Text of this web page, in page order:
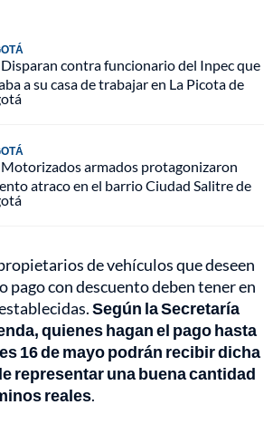
Disparan contra funcionario del Inpec que
a su casa de trabajar en La Picota de
Motorizados armados protagonizaron
atraco en el barrio Ciudad Salitre de
de vehículos que deseen
pago con descuento deben tener en
Según la Secretaría
quienes hagan el pago hasta
16 de mayo podrán recibir dicha
representar una buena cantidad
reales.